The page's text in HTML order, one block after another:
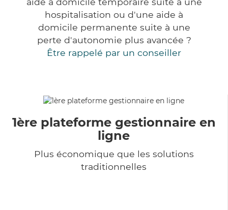
hospitalisation ou d'une aide à
domicile permanente suite à une
perte d'autonomie plus avancée ?
Être rappelé par un conseiller
1ère plateforme gestionnaire en
ligne
Plus économique que les solutions
traditionnelles